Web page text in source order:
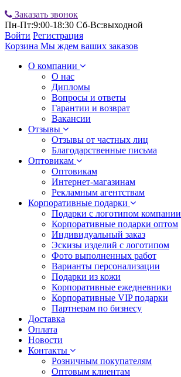
Заказать звонок
Пн-Пт:9:00-18:30 Сб-Вс:выходной
Войти Регистрация
Корзина Мы ждем ваших заказов
О компании
О нас
Дипломы
Вопросы и ответы
Гарантии и возврат
Вакансии
Отзывы
Отзывы от частных лиц
Благодарственные письма
Оптовикам
Оптовикам
Интернет-магазинам
Рекламным агентствам
Корпоративные подарки
Подарки с логотипом компании
Корпоративные подарки оптом
Индивидуальный заказ
Эскизы изделий с логотипом
Фото выполненных работ
Варианты персонализации
Подарки из кожи
Корпоративные ежедневники
Корпоративные VIP подарки
Партнерам по бизнесу
Доставка
Оплата
Новости
Контакты
Розничным покупателям
Оптовым клиентам